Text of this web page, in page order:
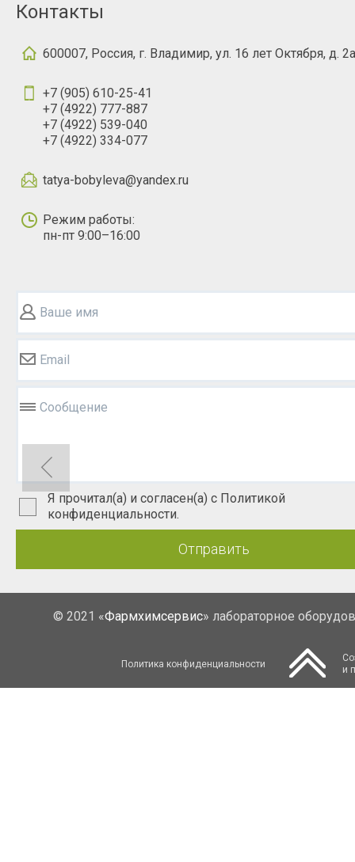
Контакты
600007, Россия, г. Владимир, ул. 16 лет Октября, д. 2а
+7 (905) 610-25-41
+7 (4922) 777-887
+7 (4922) 539-040
+7 (4922) 334-077
tatya-bobyleva@yandex.ru
Режим работы:
пн-пт 9:00–16:00
Ваше имя
Email
Сообщение
Я прочитал(а) и согласен(а) с Политикой
конфиденциальности.
Отправить
© 2021 «Фармхимсервис» лабораторное
Политика конфиденциальности
и